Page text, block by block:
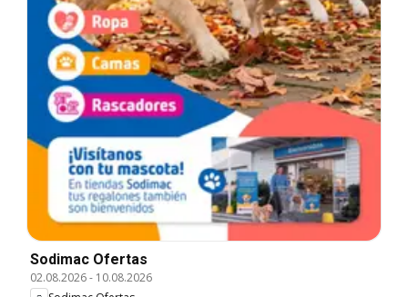
Sodimac Ofertas
02.08.2026- 10.08.2026